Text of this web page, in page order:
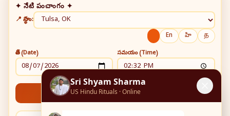
✦ నేటి పంచాంగం ✦
📍 స్థానం:
En
హి த
తేదీ (Date) సమయం (Time)
Get Panchangam
Sri Shyam Sharma
US Hindu Rituals · Online